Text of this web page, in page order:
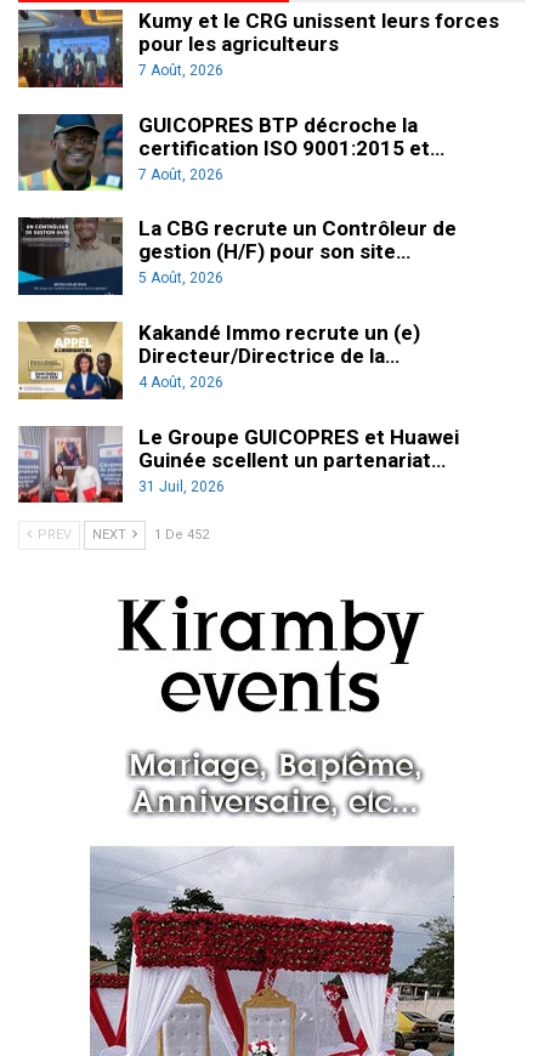
Kumy et le CRG unissent leurs forces
pour les agriculteurs
7 Août, 2026
GUICOPRES BTP décroche la
certification ISO 9001:2015 et…
7 Août, 2026
La CBG recrute un Contrôleur de
gestion (H/F) pour son site…
5 Août, 2026
Kakandé Immo recrute un (e)
Directeur/Directrice de la…
4 Août, 2026
Le Groupe GUICOPRES et Huawei
Guinée scellent un partenariat…
31 Juil, 2026
PREV NEXT 1 De 452